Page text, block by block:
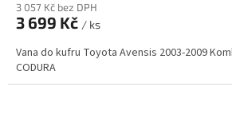
3 057 Kč bez DPH
3 699 Kč / ks
Vana do kufru Toyota Avensis 2003-2009
CODURA